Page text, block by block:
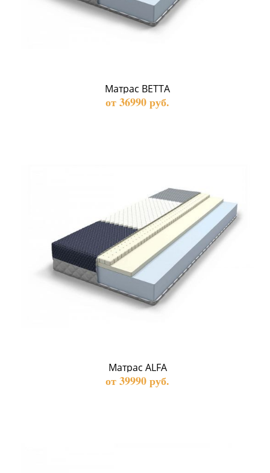
Матрас BETTA
от 36990 руб.
Матрас ALFA
от 39990 руб.